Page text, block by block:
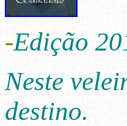
-Edição
Neste
destino.